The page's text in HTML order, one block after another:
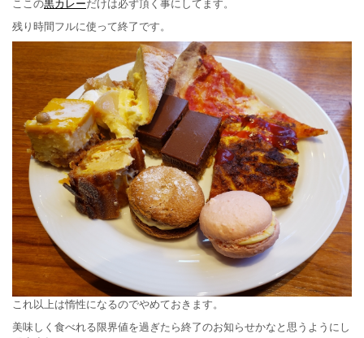
ここの黒カレーだけは必ず頂く事にしてます。
残り時間フルに使って終了です。
これ以上は惰性になるのでやめておきます。
美味しく食べれる限界値を過ぎたら終了のお知らせかなと思うようにし